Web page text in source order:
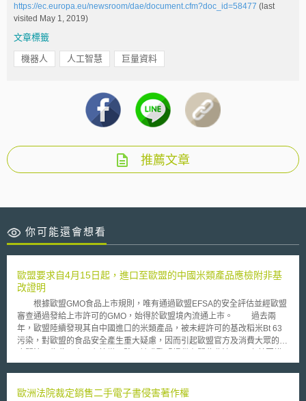
https://ec.europa.eu/newsroom/dae/document.cfm?doc_id=58477 (last
visited May 1, 2019)
文章標籤
機器人 人工智慧 巨量資料
推薦文章
你可能還會想看
歐盟要求自4月15日起，進口至歐盟的中國米類產品應檢附非基
改證明
根據歐盟GMO食品上市規則，唯有通過歐盟EFSA的安全評估並經歐盟
審查通過發給上市許可的GMO，始得於歐盟境內流通上市。 過去兩
年，歐盟陸續發現其自中國進口的米類產品，被未經許可的基改稻米Bt 63
污染，對歐盟的食品安全產生重大疑慮，因而引起歐盟官方及消費大眾的高
成（genetic constructs）的詳細資訊，並針對歐盟會員國通報至Rapid
禁止相關業者出口米製品，不過中國迄今未能依歐盟要求，提供其在實施出
歐洲法院裁定銷售二手電子書侵害著作權